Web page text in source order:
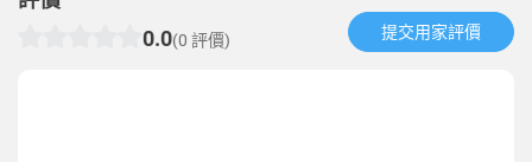
0.0(0 評價) 提交用家評價​